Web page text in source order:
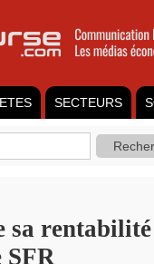
SECTEURS
sa
SFR